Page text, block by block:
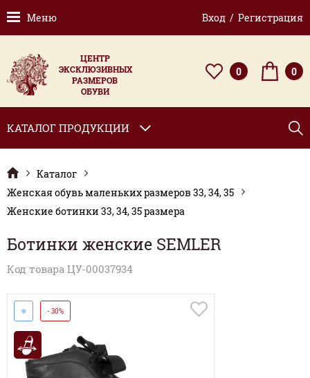
Меню Вход / Регистрация
ЦЕНТР
ЭКСКЛЮЗИВНЫХ
РАЗМЕРОВ
ОБУВИ
0 0
КАТАЛОГ ПРОДУКЦИИ
Каталог
Женская обувь маленьких размеров 33, 34, 35
Женские ботинки 33, 34, 35 размера
Ботинки женские SEMLER
Код товара ЦУ-00037934
❄ - 30%